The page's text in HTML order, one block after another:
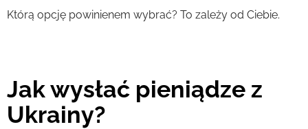
Którą opcję powinienem wybrać? To zależy od Ciebie.
Jak wysłać pieniądze z
Ukrainy?